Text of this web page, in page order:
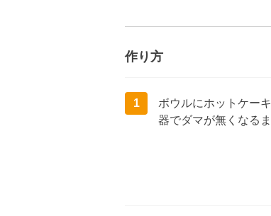
作り方
1
ボウルにホットケー
器でダマが無くなる